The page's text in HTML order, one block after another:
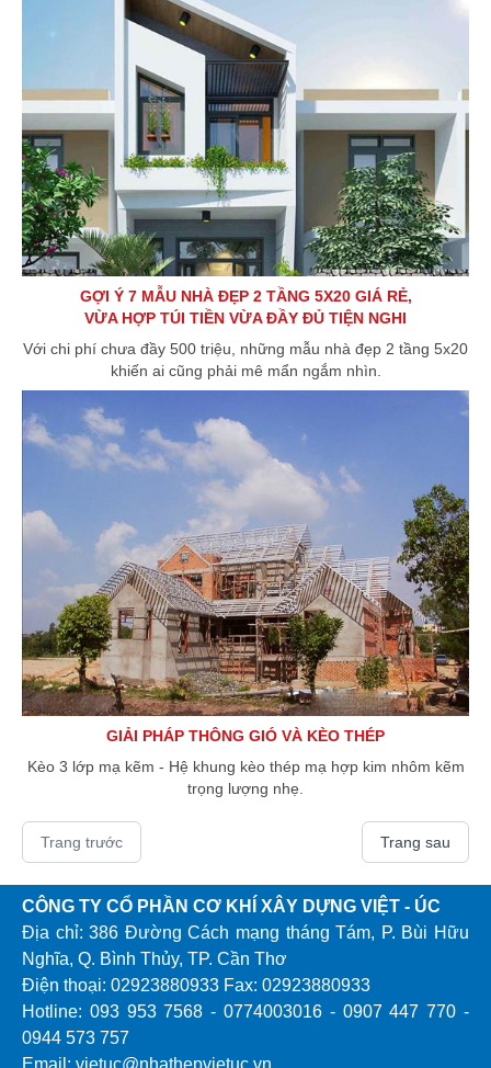
GỢI Ý 7 MẪU NHÀ ĐẸP 2 TẦNG 5X20 GIÁ RẺ,
VỪA HỢP TÚI TIỀN VỪA ĐẦY ĐỦ TIỆN NGHI
Với chi phí chưa đầy 500 triệu, những mẫu nhà đẹp 2 tầng 5x20
khiến ai cũng phải mê mẩn ngắm nhìn.
GIẢI PHÁP THÔNG GIÓ VÀ KÈO THÉP
Kèo 3 lớp mạ kẽm - Hệ khung kèo thép mạ hợp kim nhôm kẽm
trọng lượng nhẹ.
Trang trước Trang sau
CÔNG TY CỔ PHẦN CƠ KHÍ XÂY DỰNG VIỆT - ÚC
Địa chỉ: 386 Đường Cách mạng tháng Tám, P. Bùi Hữu
Nghĩa, Q. Bình Thủy, TP. Cần Thơ
Điện thoại: 02923880933 Fax: 02923880933
Hotline: 093 953 7568 - 0774003016 - 0907 447 770 -
0944 573 757
Email: vietuc@nhathepvietuc.vn